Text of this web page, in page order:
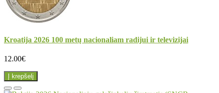
Kroatija 2026 100 metų nacionaliam radijui ir televizijai
12.00€
Į krepšelį